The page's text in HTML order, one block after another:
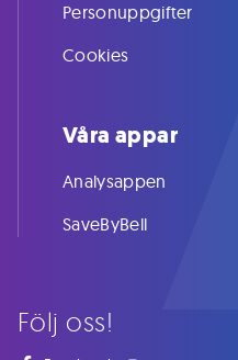
Följ oss!
Personuppgifter
Cookies
Våra appar
Analysappen
SaveByBell